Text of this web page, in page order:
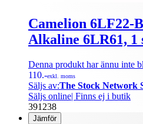
Camelion 6LF22-
Alkaline 6LR61, 1
Denna produkt har ännu inte
110.-exkl. moms
Säljs av:The Stock Network
Säljs online| Finns ej i butik
391238
Jämför